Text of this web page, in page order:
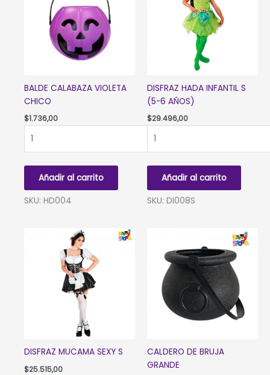
BALDE CALABAZA VIOLETA
CHICO
$1.736,00
CALABAZA
cantidad
Añadir al carrito
SKU: HD004
DISFRAZ HADA INFANTIL S
(5-6 AÑOS)
$29.496,00
HADA
6
Añadir al carrito
SKU: DI008S
DISFRAZ MUCAMA SEXY S
$25.515,00
CALDERO DE BRUJA
GRANDE